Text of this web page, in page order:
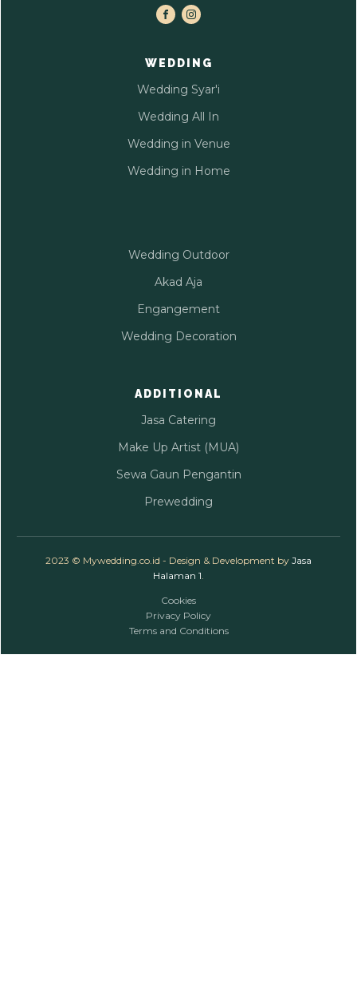
WEDDING
Wedding Syar'i
Wedding All In
Wedding in Venue
Wedding in Home
Wedding Outdoor
Akad Aja
Engangement
Wedding Decoration
ADDITIONAL
Jasa Catering
Make Up Artist (MUA)
Sewa Gaun Pengantin
Prewedding
2023 © Mywedding.co.id - Design & Development by Jasa
Halaman 1
Cookies
Privacy Policy
Terms and Conditions